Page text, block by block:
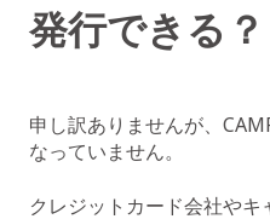
発行できる？
申し訳ありませんが、
なっていません。
クレジットカード会社や